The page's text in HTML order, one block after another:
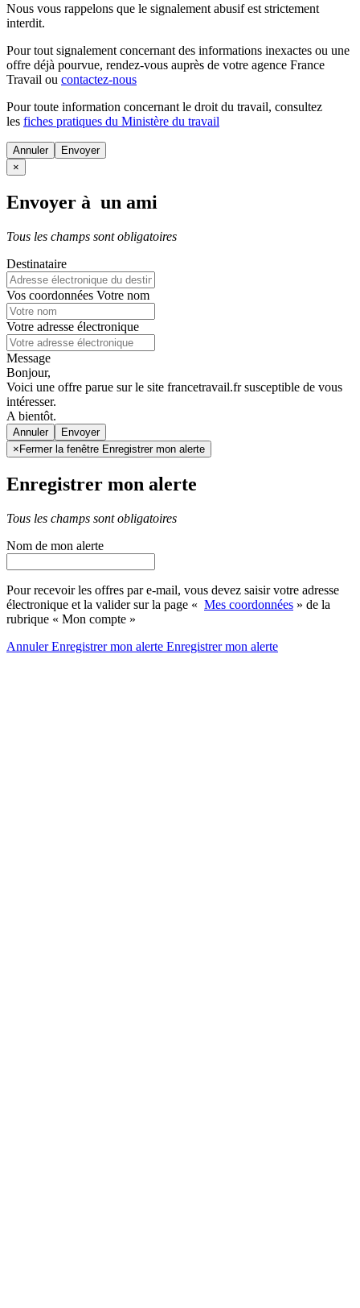
Nous vous rappelons que le signalement abusif est strictement
interdit.
Pour tout signalement concernant des informations inexactes ou une
offre déjà pourvue, rendez-vous auprès de votre agence France
Travail ou contactez-nous
Pour toute information concernant le droit du travail, consultez
les fiches pratiques du Ministère du travail
Annuler
×
Envoyer à un ami
Tous les champs sont obligatoires
Destinataire
Vos coordonnées Votre nom
Votre adresse électronique
Message
Bonjour,
Voici une offre parue sur le site francetravail.fr susceptible de vous
intéresser.
A bientôt.
Annuler
× Fermer la fenêtre Enregistrer mon alerte
Enregistrer mon alerte
Tous les champs sont obligatoires
Nom de mon alerte
Pour recevoir les offres par e-mail, vous devez saisir votre adresse
électronique et la valider sur la page « Mes coordonnées » de la
rubrique « Mon compte »
AnnulerEnregistrer mon alerte Enregistrermon alerte